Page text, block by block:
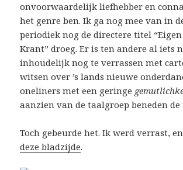
onvoorwaardelijk liefhebber en
het genre ben. Ik ga nog mee van in
periodiek nog de directere titel
Krant” droeg. Er is ten andere al iets
inhoudelijk nog te verrassen met
witsen over ’s lands nieuwe
oneliners met een geringe
aanzien van de taalgroep beneden de
Toch gebeurde het. Ik werd verrast,
deze bladzijde.